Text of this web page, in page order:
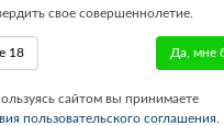
свое совершеннолетие.
18 Да, мне
сайтом вы принимаете
пользовательского соглашения.